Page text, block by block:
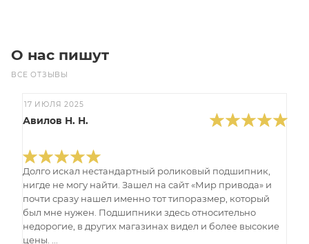
О нас пишут
ВСЕ ОТЗЫВЫ
17 ИЮЛЯ 2025
Авилов Н. Н.
Долго искал нестандартный роликовый подшипник,
нигде не могу найти. Зашел на сайт «Мир привода» и
почти сразу нашел именно тот типоразмер, который
был мне нужен. Подшипники здесь относительно
недорогие, в других магазинах видел и более высокие
цены. ...